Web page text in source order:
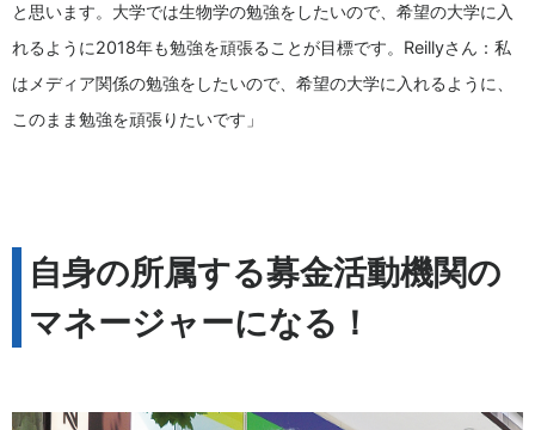
と思います。大学では生物学の勉強をしたいので、希望の大学に入
れるように2018年も勉強を頑張ることが目標です。Reillyさん：私
はメディア関係の勉強をしたいので、希望の大学に入れるように、
このまま勉強を頑張りたいです」
自身の所属する募金活動機関の
マネージャーになる！